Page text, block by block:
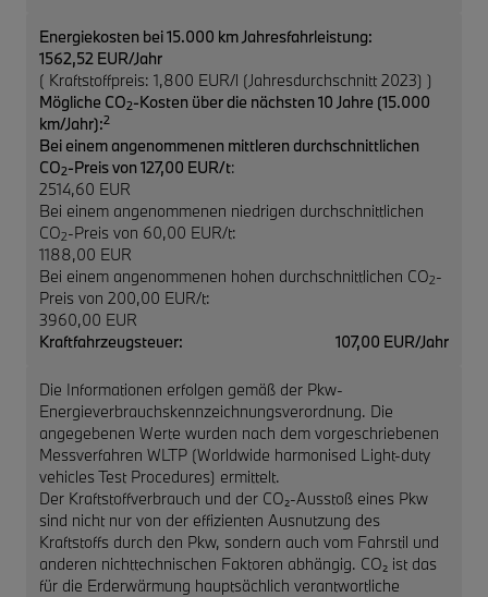
Energiekosten bei 15.000 km Jahresfahrleistung:
1562,52 EUR/Jahr
( Kraftstoffpreis: 1,800 EUR/l (Jahresdurchschnitt 2023) )
Mögliche CO2-Kosten über die nächsten 10 Jahre (15.000
km/Jahr):2
Bei einem angenommenen mittleren durchschnittlichen
CO2-Preis von 127,00 EUR/t:
2514,60 EUR
Bei einem angenommenen niedrigen durchschnittlichen
CO2-Preis von 60,00 EUR/t:
1188,00 EUR
Bei einem angenommenen hohen durchschnittlichen CO2-
Preis von 200,00 EUR/t:
3960,00 EUR
Kraftfahrzeugsteuer:
107,00 EUR/Jahr
Die Informationen erfolgen gemäß der Pkw-
Energieverbrauchskennzeichnungsverordnung. Die
angegebenen Werte wurden nach dem vorgeschriebenen
Messverfahren WLTP (Worldwide harmonised Light-duty
vehicles Test Procedures) ermittelt.
Der Kraftstoffverbrauch und der CO₂-Ausstoß eines Pkw
sind nicht nur von der effizienten Ausnutzung des
Kraftstoffs durch den Pkw, sondern auch vom Fahrstil und
anderen nichttechnischen Faktoren abhängig. CO₂ ist das
für die Erderwärmung hauptsächlich verantwortliche